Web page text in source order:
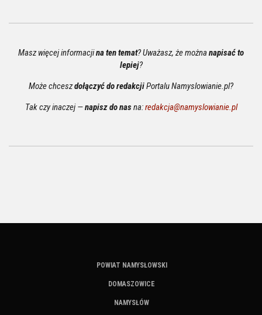
Masz więcej informacjina ten temat? Uważasz, że możnanapisać to
lepiej?
Może chceszdołączyć do redakcjiPortalu Namyslowianie.pl?
Tak czy inaczej —napisz do nasna:redakcja@namyslowianie.pl
POWIAT NAMYSŁOWSKI
DOMASZOWICE
NAMYSŁÓW